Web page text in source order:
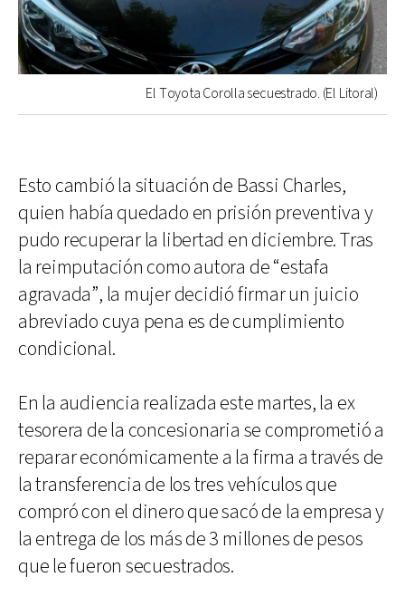
El Toyota Corolla secuestrado. (El Litoral)
Esto cambió la situación de Bassi Charles,
quien había quedado en prisión preventiva y
pudo recuperar la libertad en diciembre. Tras
la reimputación como autora de “estafa
agravada”, la mujer decidió firmar un juicio
abreviado cuya pena es de cumplimiento
condicional.
En la audiencia realizada este martes, la ex
tesorera de la concesionaria se comprometió a
reparar económicamente a la firma a través de
la transferencia de los tres vehículos que
compró con el dinero que sacó de la empresa y
la entrega de los más de 3 millones de pesos
que le fueron secuestrados.